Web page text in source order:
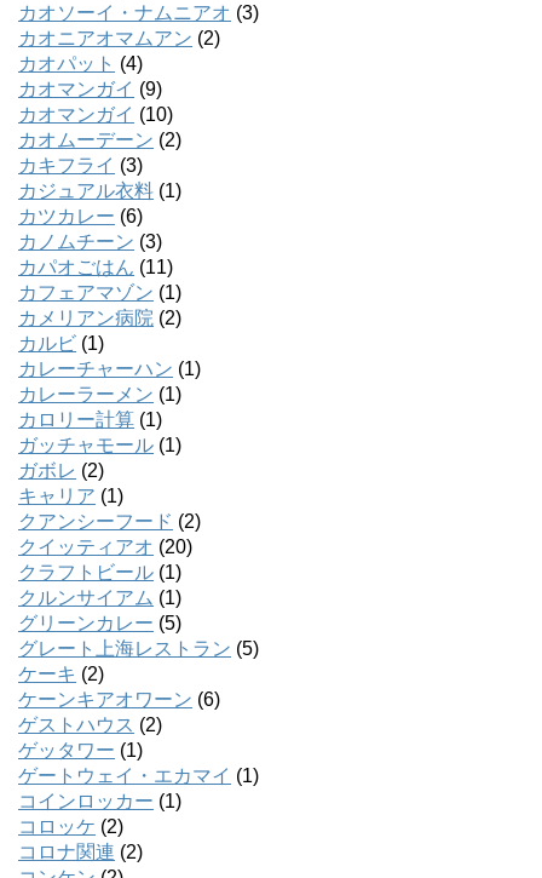
カオソーイ・ナムニアオ (3)
カオニアオマムアン (2)
カオパット (4)
カオマンガイ (9)
カオマンガイ (10)
カオムーデーン (2)
カキフライ (3)
カジュアル衣料 (1)
カツカレー (6)
カノムチーン (3)
カパオごはん (11)
カフェアマゾン (1)
カメリアン病院 (2)
カルビ (1)
カレーチャーハン (1)
カレーラーメン (1)
カロリー計算 (1)
ガッチャモール (1)
ガボレ (2)
キャリア (1)
クアンシーフード (2)
クイッティアオ (20)
クラフトビール (1)
クルンサイアム (1)
グリーンカレー (5)
グレート上海レストラン (5)
ケーキ (2)
ケーンキアオワーン (6)
ゲストハウス (2)
ゲッタワー (1)
ゲートウェイ・エカマイ (1)
コインロッカー (1)
コロッケ (2)
コロナ関連 (2)